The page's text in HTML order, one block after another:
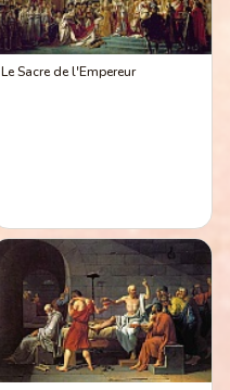
Le Sacre de l'Empereur